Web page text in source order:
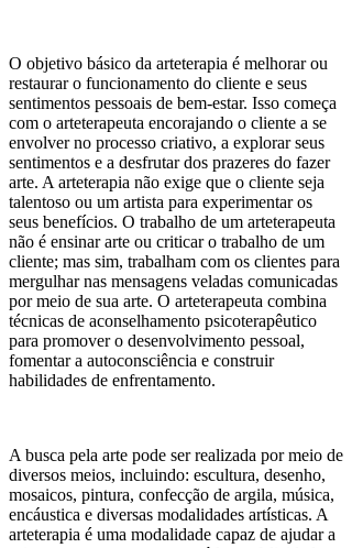
O objetivo básico da arteterapia é melhorar ou
restaurar o funcionamento do cliente e seus
sentimentos pessoais de bem-estar. Isso começa
com o arteterapeuta encorajando o cliente a se
envolver no processo criativo, a explorar seus
sentimentos e a desfrutar dos prazeres do fazer
arte. A arteterapia não exige que o cliente seja
talentoso ou um artista para experimentar os
seus benefícios. O trabalho de um arteterapeuta
não é ensinar arte ou criticar o trabalho de um
cliente; mas sim, trabalham com os clientes para
mergulhar nas mensagens veladas comunicadas
por meio de sua arte. O arteterapeuta combina
técnicas de aconselhamento psicoterapêutico
para promover o desenvolvimento pessoal,
fomentar a autoconsciência e construir
habilidades de enfrentamento.
A busca pela arte pode ser realizada por meio de
diversos meios, incluindo: escultura, desenho,
mosaicos, pintura, confecção de argila, música,
encáustica e diversas modalidades artísticas. A
arteterapia é uma modalidade capaz de ajudar a